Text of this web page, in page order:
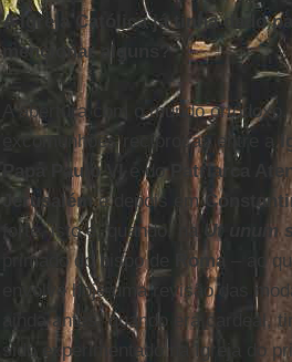
A Igreja Católica já tinha dado
mencionar alguns?
A abertura com o mundo
excomunhões recíprocas entre a
Papa Paulo VI
e do Patriarca
Jerusaléme depois em
forte, isto é, quando, na Ut unum
primado do bispo de
Roma
– ao
envolve hoje uma revisão das
ainda antes, quando era cardeal,
sido experimentado na Igreja do